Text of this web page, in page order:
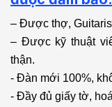
– Được thợ,
– Được kỹ thuật
thận.
- Đàn mới 100%,
- Đầy đủ giấy tờ,